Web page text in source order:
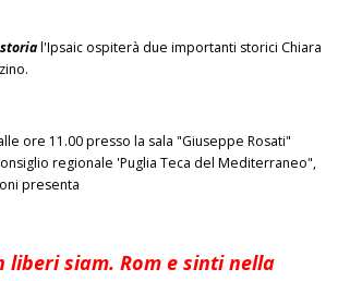
l'Ipsaic ospiterà due importanti storici Chiara
ore 11.00 presso la sala "Giuseppe Rosati"
regionale 'Puglia Teca del Mediterraneo",
presenta
siam. Rom e sinti nella